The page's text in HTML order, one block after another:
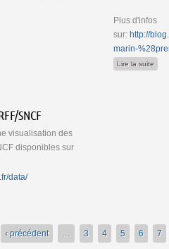
des cartes OpenStreetMap sur mobiles
Plus d'infos
sur: http://
marin-
Lire la suite
SNCF
visualisation des
disponibles sur
data/
‹ précédent … 3 4 5 6 7